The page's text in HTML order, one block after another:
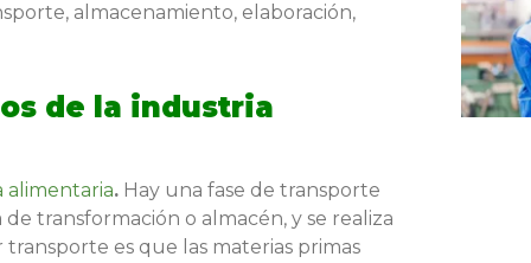
almacenamiento, elaboración,
de la industria
alimentaria. Hay una fase de transporte
transformación o almacén, y se realiza
es que las materias primas